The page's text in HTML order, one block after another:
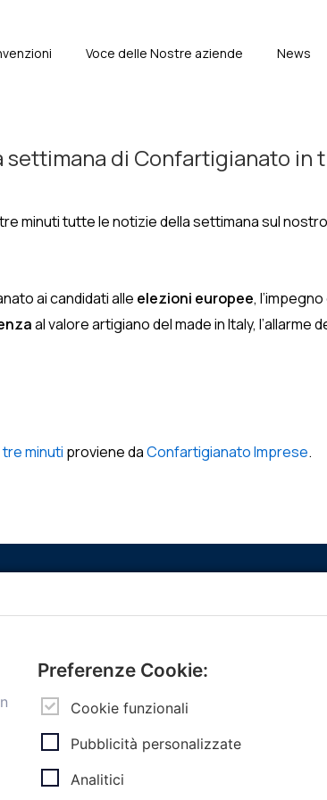
Voce delle Nostre aziende News
settimana di Confartigianato in
minuti tutte le notizie della settimana sul
ai candidati alle elezioni europee,
al valore artigiano del made in Italy,
tre minuti proviene daConfartigianato Imprese.
Menù
Home
Servizi
Convenzioni
Informazioni Ex L. 124/2017
Preferenze Cookie:
Cookie funzionali
Pubblicità personalizzate
Analitici